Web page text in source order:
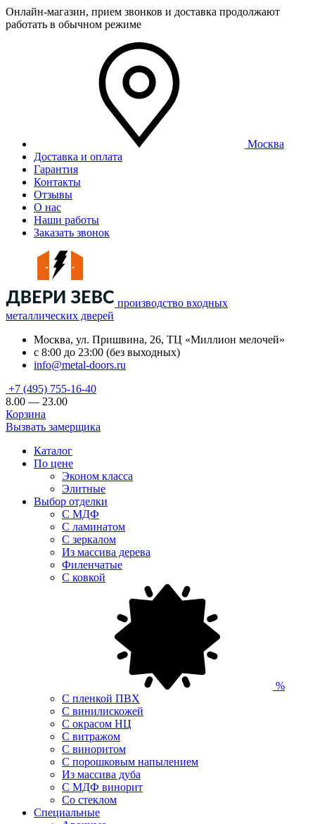
Онлайн-магазин, прием звонков и доставка продолжают
работать в обычном режиме
Москва
Доставка и оплата
Гарантия
Контакты
Отзывы
О нас
Наши работы
Заказать звонок
производство входных
металлических дверей
Москва, ул. Пришвина, 26, ТЦ «Миллион мелочей»
с 8:00 до 23:00 (без выходных)
info@metal-doors.ru
+7 (495) 755-16-40
8.00 — 23.00
Корзина
Вызвать замерщика
Каталог
По цене
Эконом класса
Элитные
Выбор отделки
С МДФ
С ламинатом
С зеркалом
Из массива дерева
Филенчатые
С ковкой
%
С пленкой ПВХ
С винилискожей
С окрасом НЦ
С витражом
С виноритом
С порошковым напылением
Из массива дуба
С МДФ винорит
Со стеклом
Специальные